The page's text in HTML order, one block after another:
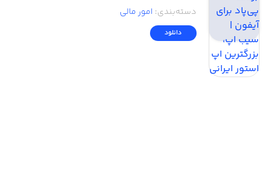
دسته‌بندی: امور ‌مالی
دانلود